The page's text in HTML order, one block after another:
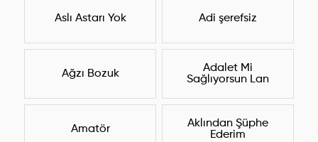
Aslı Astarı Yok Adi şerefsiz
Ağzı Bozuk
Adalet Mi
Sağlıyorsun Lan
Amatör
Aklından Şüphe
Ederim